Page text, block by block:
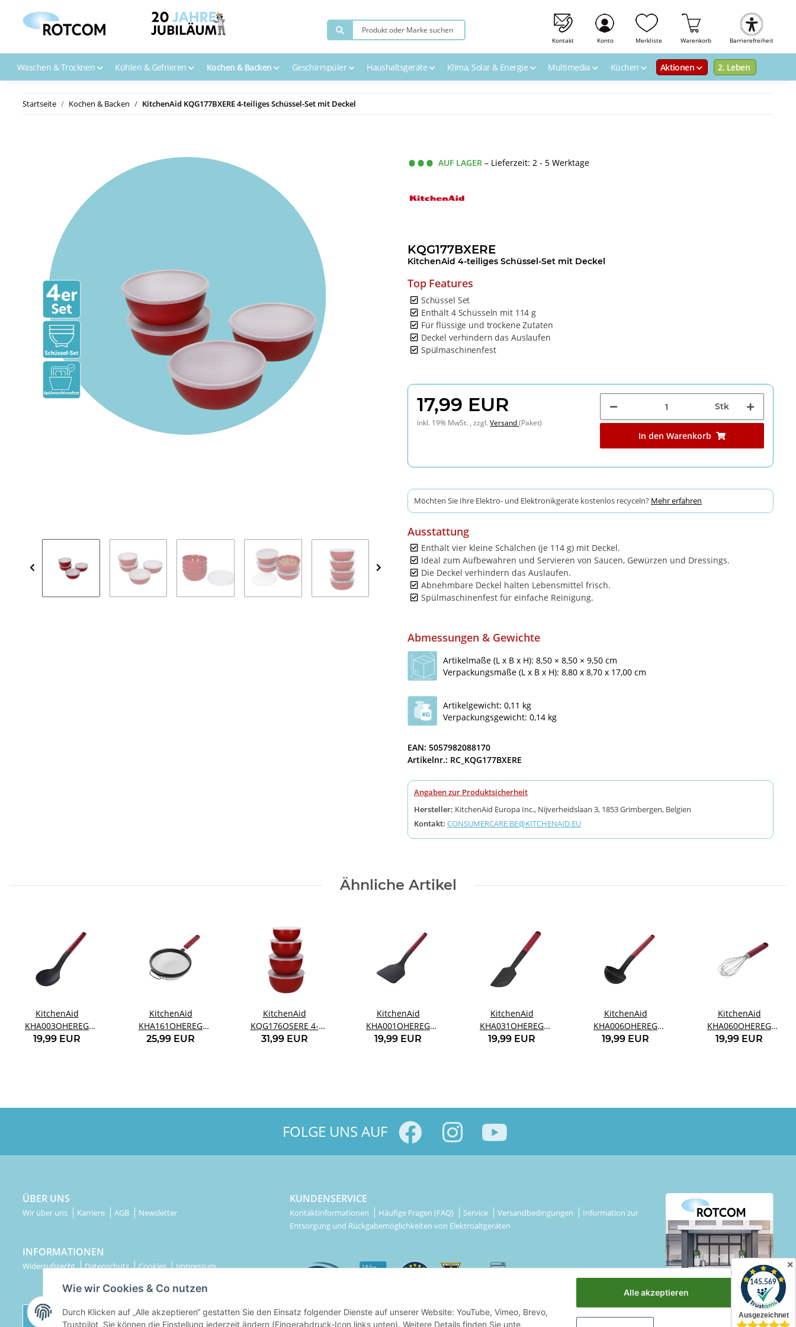
Kontakt Konto Merkliste Warenkorb Barrierefreiheit
Waschen & Trocknen Kühlen & Gefrieren Kochen & Backen Geschirrspüler Haushaltsgeräte Klima, Solar & Energie Multimedia Küchen Aktionen 2. Leben
Startseite Kochen & Backen KitchenAid KQG177BXERE 4-teiliges Schüssel-Set mit Deckel
AUF LAGER – Lieferzeit: 2 - 5 Werktage
KQG177BXERE
KitchenAid 4-teiliges Schüssel-Set mit Deckel
Top Features
Schüssel Set
Enthält 4 Schüsseln mit 114 g
Für flüssige und trockene Zutaten
Deckel verhindern das Auslaufen
Spülmaschinenfest
17,99 EUR
inkl. 19% MwSt. , zzgl.Versand(Paket)
Stk
In den Warenkorb
Möchten Sie Ihre Elektro- und Elektronikgeräte kostenlos recyceln? Mehr erfahren
Ausstattung
Enthält vier kleine Schälchen (je 114 g) mit Deckel.
Ideal zum Aufbewahren und Servieren von Saucen, Gewürzen und Dressings.
Die Deckel verhindern das Auslaufen.
Abnehmbare Deckel halten Lebensmittel frisch.
Spülmaschinenfest für einfache Reinigung.
Abmessungen & Gewichte
Artikelmaße (L x B x H): 8,50 × 8,50 × 9,50 cm
Verpackungsmaße (L x B x H): 8,80 x 8,70 x 17,00 cm
Artikelgewicht: 0,11 kg
Verpackungsgewicht: 0,14 kg
EAN: 5057982088170
Artikelnr.: RC_KQG177BXERE
Angaben zur Produktsicherheit
Hersteller: KitchenAid Europa Inc., Nijverheidslaan 3, 1853 Grimbergen, Belgien
Kontakt: CONSUMERCARE.BE@KITCHENAID.EU
Ähnliche Artikel
KitchenAid
KHA003OHEREG
Kochlöffel rot
19,99 EUR
KitchenAid
KHA161OHEREG
Feinsieb rot
25,99 EUR
KitchenAid
KQG176OSERE 4-
teiliges Schüsselset mit
31,99 EUR
KitchenAid
KHA001OHEREG
Robuster
19,99 EUR
KitchenAid
KHA031OHEREG
Schaberspatel rot
19,99 EUR
KitchenAid
KHA006OHEREG
Schöpfkelle rot
19,99 EUR
KitchenAid
KHA060OHEREG
Schneebesen rot
19,99 EUR
FOLGE UNS AUF
ÜBER UNS
Wir über uns Karriere AGB Newsletter
KUNDENSERVICE
Kontaktinformationen Häufige Fragen (FAQ) Service Versandbedingungen
Information zur
Entsorgung und Rückgabemöglichkeiten von Elektroaltgeräten
INFORMATIONEN
Widerrufsrecht Datenschutz Cookies Impressum
Widerrufsbutton
Wie wir Cookies & Co nutzen
Durch Klicken auf „Alle akzeptieren“ gestatten Sie den Einsatz folgender Dienste auf unserer Website: YouTube, Vimeo, Brevo,
Trustpilot. Sie können die Einstellung jederzeit ändern (Fingerabdruck-Icon links unten). Weitere Details finden Sie unte
Alle akzeptieren
✕